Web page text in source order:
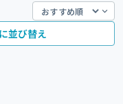
並び替え